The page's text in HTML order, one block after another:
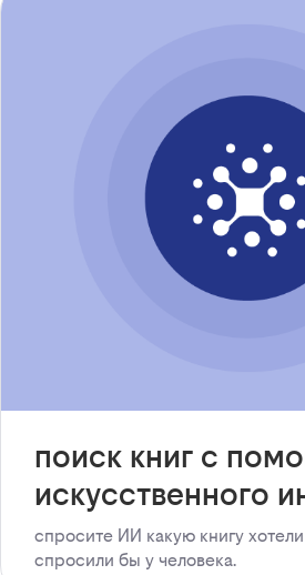
поиск книг с
искусственного
спросите ИИ какую книгу
спросили бы у человека.